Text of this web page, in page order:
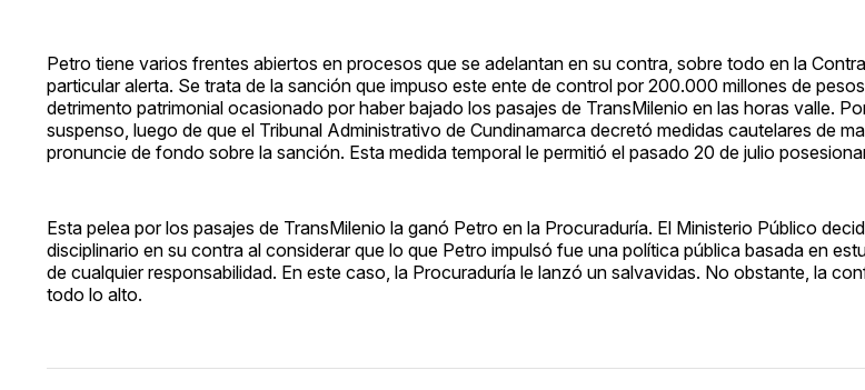
Petro tiene varios frentes abiertos en procesos que se adelantan en su contra, sobre todo en la
particular alerta. Se trata de la sanción que impuso este ente de control por 200.000 millones de
detrimento patrimonial ocasionado por haber bajado los pasajes de TransMilenio en las horas valle.
suspenso, luego de que el Tribunal Administrativo de Cundinamarca decretó medidas cautelares de
pronuncie de fondo sobre la sanción. Esta medida temporal le permitió el pasado 20 de julio
Esta pelea por los pasajes de TransMilenio la ganó Petro en la Procuraduría. El Ministerio Público
disciplinario en su contra al considerar que lo que Petro impulsó fue una política pública basada en
de cualquier responsabilidad. En este caso, la Procuraduría le lanzó un salvavidas. No obstante, la
todo lo alto.